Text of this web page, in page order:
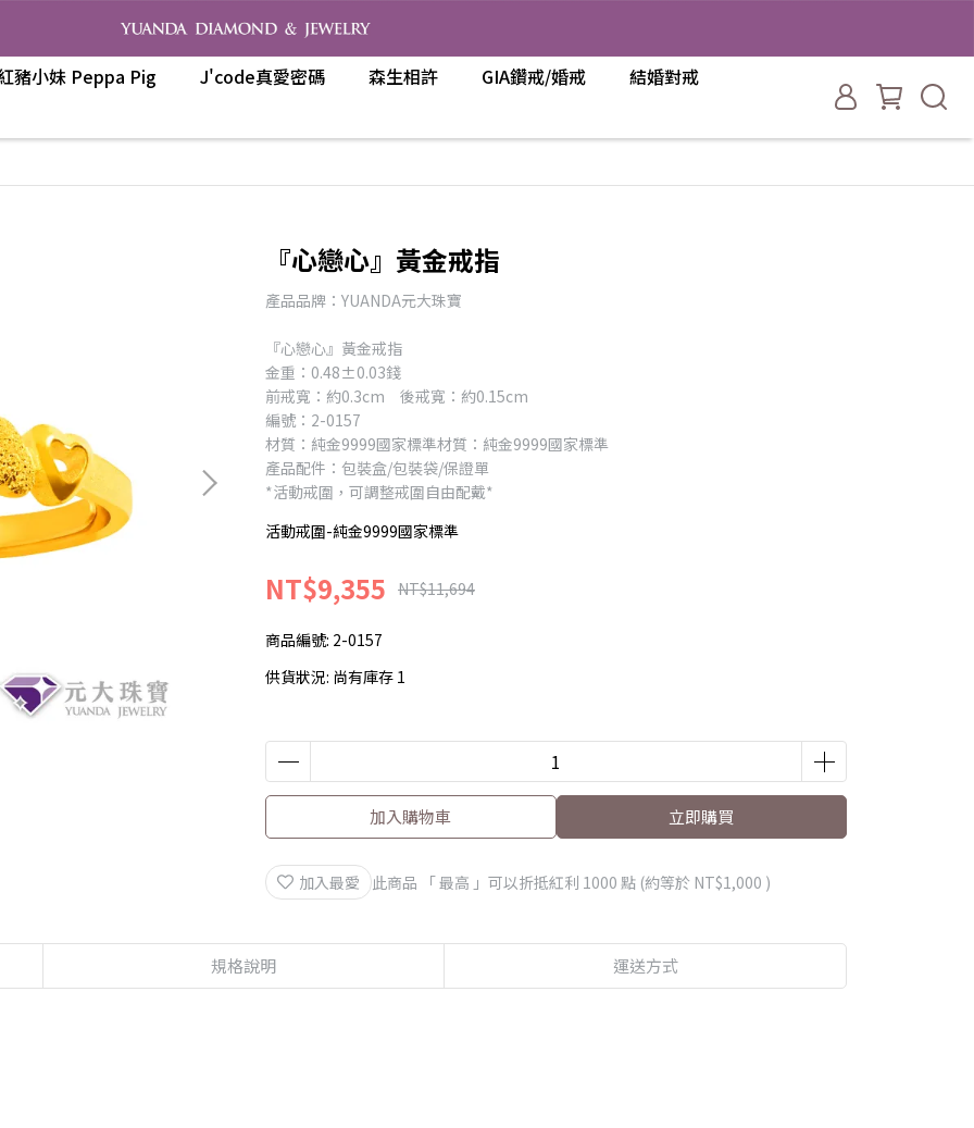
豬小妹 Peppa Pig J'code真愛密碼 森生相許 GIA鑽戒/婚戒 結婚對戒
『心戀心』黃金戒指
產品品牌：YUANDA元大珠寶
『心戀心』黃金戒指
金重：0.48±0.03錢
前戒寬：約0.3cm 後戒寬：約0.15cm
編號：2-0157
材質：純金9999國家標準材質：純金9999國家標準
產品配件：包裝盒/包裝袋/保證單
*活動戒圍，可調整戒圍自由配戴*
活動戒圍-純金9999國家標準
NT$9,355 NT$11,694
商品編號: 2-0157
供貨狀況: 尚有庫存 1
加入購物車 立即購買
加入最愛 此商品 「 最高 」可以折抵紅利 1000 點 (約等於 NT$1,000 )
規格說明 運送方式